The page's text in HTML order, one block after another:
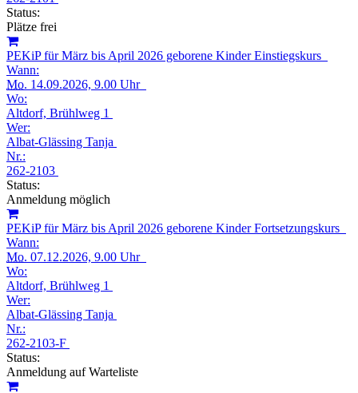
Status:
Plätze frei
PEKiP für März bis April 2026 geborene Kinder Einstiegskurs
Wann:
Mo. 14.09.2026, 9.00 Uhr
Wo:
Altdorf, Brühlweg 1
Wer:
Albat-Glässing Tanja
Nr.:
262-2103
Status:
Anmeldung möglich
PEKiP für März bis April 2026 geborene Kinder Fortsetzungskurs
Wann:
Mo. 07.12.2026, 9.00 Uhr
Wo:
Altdorf, Brühlweg 1
Wer:
Albat-Glässing Tanja
Nr.:
262-2103-F
Status:
Anmeldung auf Warteliste